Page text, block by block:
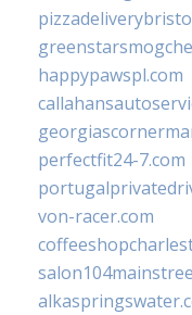
happypawspl.com
perfectfit24-7.com
von-racer.com